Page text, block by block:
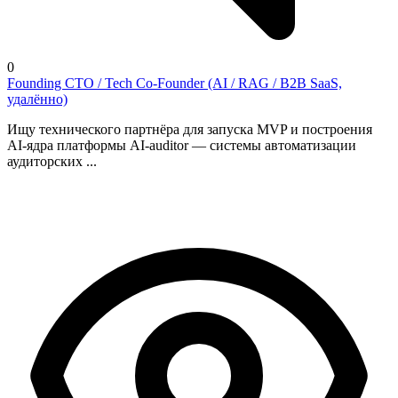
0
Founding CTO / Tech Co-Founder (AI / RAG / B2B SaaS,
удалённо)
Ищу технического партнёра для запуска MVP и построения
AI-ядра платформы AI-auditor — системы автоматизации
аудиторских ...